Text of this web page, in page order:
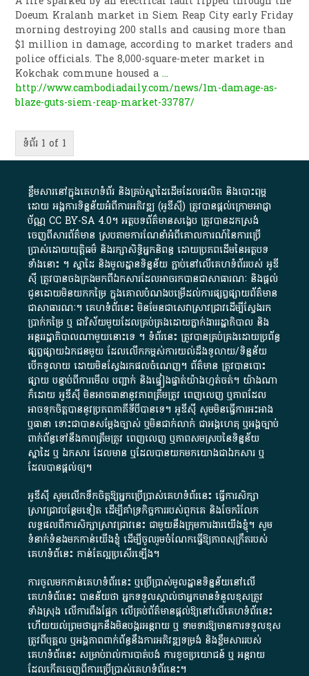
Doeum Kralanh market in Siem Reap City early Friday
morning destroying 200 stalls and causing more than
$1 million in damage, according to market traders and
police officials. The 8,000-square-meter market in
Kokchak commune housed a...
http://www.cambodiadaily.com/news/1m-damage-as-
blaze-guts-siem-reap-market-33787/
ទំព័រ 1 of 1
ខ្លឹមសារ​នៅ​ក្នុង​គេហទំព័រ និង​គ្រប់​ស្នា​ដៃ​ដើម​ដែល​ផលិត​ និង​បោះពុម្ព​
ដោយ​ អង្គការ​ទិន្នន័យ​អំពី​ការអភិវឌ្ឍ​​ (អូ​ឌី​ស៊ី)​ ត្រូវ​បាន​ផ្តល់​ក្រោម​អាជ្ញា
ប័ណ្ណ​CC BY-SA 4.0។​ អត្ថបទ​ព័ត៌មាន​សង្ខេប​ ត្រូវ​បាន​ដកស្រង់​
ចេញពី​សារព័ត៌មាន ស្របតាមការ​ណែនាំ​អំពី​គោលការណ៍​នៃ​ការ​ប្រើ
ប្រាស់​ដោយ​យុត្តិធម៌​ និង​រក្សាសិទ្ធិអ្នកនិពន្ធ ដោយ​ប្រភពដើម​នៃ​​អត្ថបទ
ទាំង​នោះ​ ។​ ស្នាដៃ​ និង​មូលដ្ឋាន​ទិន្នន័យ ​ភ្ជាប់​នៅ​លើ​គេហទំព័រ​របស់​ អូ​ឌី​
ស៊ី​ ត្រូវ​បាន​ចងក្រង​មក​ពី​ឯកសារ​ដែល​អាច​រក​បានជា​សាធារណៈ​ និង​ផ្តល់​
ជូន​ដោយ​មិន​យក​កម្រៃ​ ក្នុង​គោលបំណង​បម្រើ​ដល់ការ​ផ្សព្វផ្សាយ​ព័ត៌មាន​
ជា​សាធារណៈ​។​ គេហទំព័រ​នេះ​ មិនមែន​ជា​សេវា​ស្រាវជ្រាវ​ដើម្បី​ស្វែងរក
ប្រាក់​កម្រៃ​ ឬ​ ជា​វិស័យ​មួយ​ដែល​គ្រប់គ្រង​ដោយ​ភ្នាក់ងារ​រដ្ឋាភិបាល​ និង ​
អន្តររដ្ឋាភិបាល​ណាមួយ​នោះ​ទេ ​។​ ទំព័រ​នេះ​ ត្រូវ​បាន​គ្រប់គ្រង​ដោយ​ប្រព័ន្ធ​
ផ្សព្វផ្សាយ​ឯកជន​មួយ​ ដែល​លើកកម្ពស់​ការ​យល់​ដឹង​ទូលាយ​/​ទិន្នន័យ​
បើក​ទូលាយ​ ដោយ​មិនស្វែង​រក​ផល​ចំណេញ​។​ ព័ត៌មាន​ ត្រូវ​បាន​បោះ
ផ្សាយ​ បន្ទាប់​ពី​ការ​មើល​ បញ្ជាក់​ និង​ផ្ទៀងផ្ទាត់​យ៉ាង​ហ្មត់ចត់​។​ យ៉ាងណា​
ក៏​ដោយ​ អូ​ឌី​ស៊ី​ មិន​អាច​ធានា​នូវ​ភាព​ត្រឹមត្រូវ​ ពេញលេញ​ ឬ​ភាព​ដែល​
អាច​ទុកចិត្ត​បាននូវ​ប្រភព​ភាគី​ទី​បី​បាន​ទេ​។​ អូ​ឌី​ស៊ី​ សូម​មិន​ធ្វើការ​អះអាង​
ឬ​ធានា​ ទោះជា​បាន​សម្តែង​ច្បាស់​ ឬ​មិន​ជាក់លាក់​ ជា​អង្គហេតុ​ ឬ​អង្គច្បាប់​
ពាក់ព័ន្ធ​ទៅ​នឹង​ភាព​ត្រឹមត្រូវ​ ពេញលេញ​ ឬ​ភាព​សម​ស្រប​នៃ​ទិន្នន័យ​
ស្នាដៃ​ ឬ​ ឯកសារ​ ដែល​មាន​ ឬ​ដែល​បាន​យក​មក​យោង​ជា​ឯកសារ​ ឬ​
ដែល​បាន​ផ្តល់​ឲ្យ​។
អូឌីស៊ី សូមលើកទឹកចិត្តឱ្យអ្នកប្រើប្រាស់គេហទំព័រនេះ ធ្វើការសិក្សា
ស្រាវជ្រាវបន្ថែមទៀត ដើម្បីគាំទ្រកិច្ចការ​របស់ពួកគេ និងចែករំលែក
លទ្ធផលពីការសិក្សាស្រាវជ្រាវនេះ ជាមួយនឹងក្រុមការងារយើងខ្ញុំ។ សូម
ទំនាក់ទំនងមកកាន់យើងខ្ញុំ ដើម្បីចូលរួមចំណែកធ្វើឱ្យភាពសុក្រឹតរបស់
គេហទំព័នេះ កាន់តែល្អប្រសើរឡើង។
ការចូលមកកាន់គេហទំព័រនេះ ឬប្រើប្រាស់មូលដ្ឋានទិន្នន័យនៅលើ
គេហទំព័រនេះ បានន័យថា អ្នកទទួលស្គាល់ថាអ្នកមានទំនួលខុសត្រូវ
ទាំងស្រុង លើការពឹងផ្អែក លើគ្រប់ព័ត៌មានផ្តល់ឱ្យនៅលើគេហទំព័រនេះ
ហើយយល់ព្រមថាអ្នកនឹងមិនបង្ករអន្តរាយ ឬ ទាមទារ​ឱ្យមានការទទួលខុស​
ត្រូវពីបុគ្គល ឬអង្គភាពពាក់ព័ន្ធនឹងការអភិវឌ្ឍទម្រង់ និងខ្លឹមសាររបស់
គេហទំព័រនេះ សម្រាប់រាល់ការបាត់បង់ ការខូចប្រយោជន៍ ឬ អន្តរាយ
ដែលកើតចេញពីការប្រើប្រាស់គេហទំព័រនេះ។